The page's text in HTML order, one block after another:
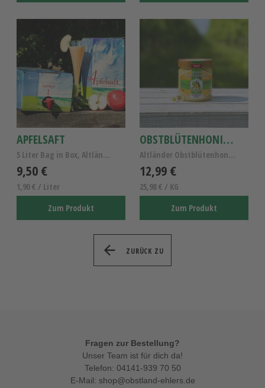
APFELSAFT
5 Liter Bag in Box, Altländer Apfelsaft naturtrüb
9,50 €
1,90 € / Liter
Zum Produkt
OBSTBLÜTENHONIG 500G
Altländer Obstblütenhonig, reiner Obstblütenhonig,...
12,99 €
25,98 € / KG
Zum Produkt
ZURÜCK ZU
Fragen zur Bestellung?
Unser Team ist für dich da!
Telefon: 04141-939 70 50
E-Mail: shop@obstland-ehlers.de